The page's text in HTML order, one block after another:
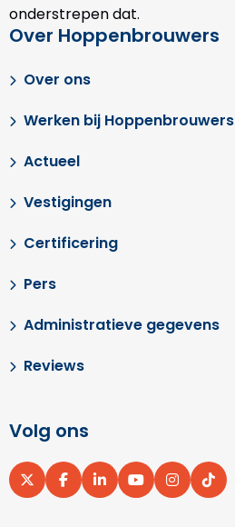
onderstrepen dat.
Over Hoppenbrouwers
Over ons
Werken bij Hoppenbrouwers
Actueel
Vestigingen
Certificering
Pers
Administratieve gegevens
Reviews
Volg ons
Ga
Ga
Ga
Ga
Ga
Ga